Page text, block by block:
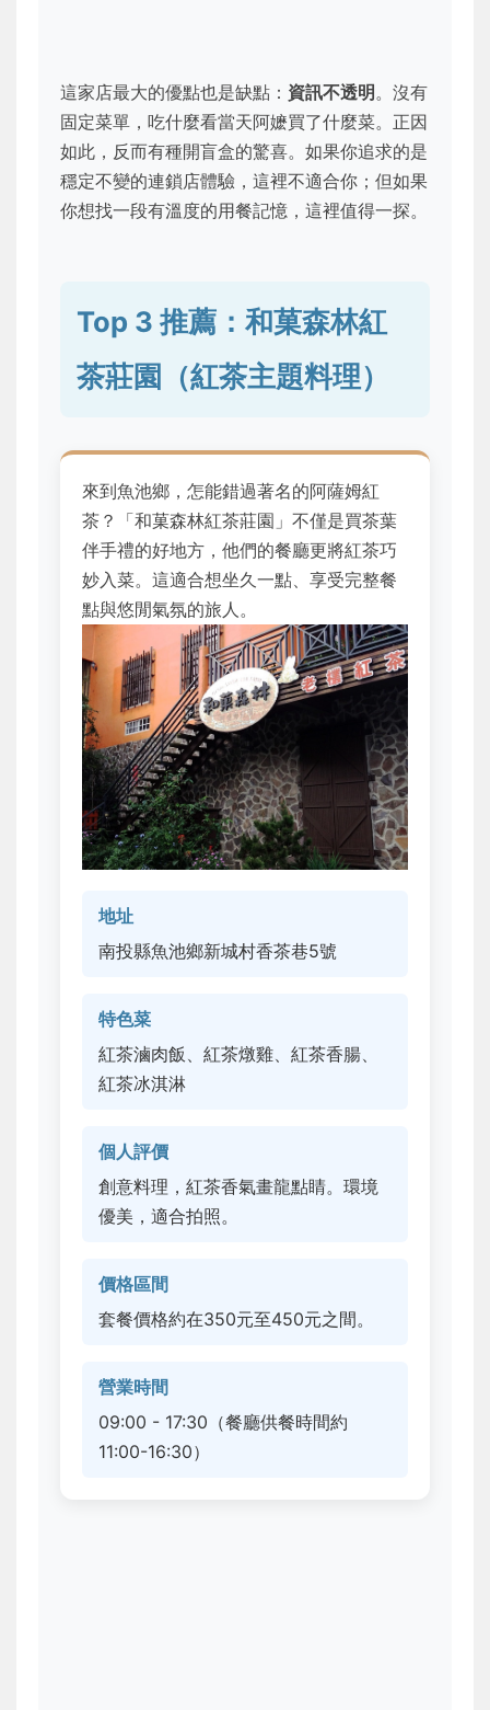
這家店最大的優點也是缺點： 資訊不透明。沒有
固定菜單，吃什麼看當天阿嬷買了什麼菜。正因
如此，反而有種開盲盒的驚喜。如果你追求的是
穩定不變的連鎖店體驗，這裡不適合你；但如果
你想找一段有溫度的用餐記憶，這裡值得一探。
Top 3 推薦：和菓森林紅
茶莊園（紅茶主題料理）
來到魚池鄉，怎能錯過著名的阿薩姆紅
茶？「和菓森林紅茶莊園」不僅是買茶葉
伴手禮的好地方，他們的餐廳更將紅茶巧
妙入菜。這適合想坐久一點、享受完整餐
點與悠閒氣氛的旅人。
地址
南投縣魚池鄉新城村香茶巷5號
特色菜
紅茶滷肉飯、紅茶燉雞、紅茶香腸、
紅茶冰淇淋
個人評價
創意料理，紅茶香氣畫龍點睛。環境
優美，適合拍照。
價格區間
套餐價格約在350元至450元之間。
營業時間
09:00 - 17:30（餐廳供餐時間約
11:00-16:30）